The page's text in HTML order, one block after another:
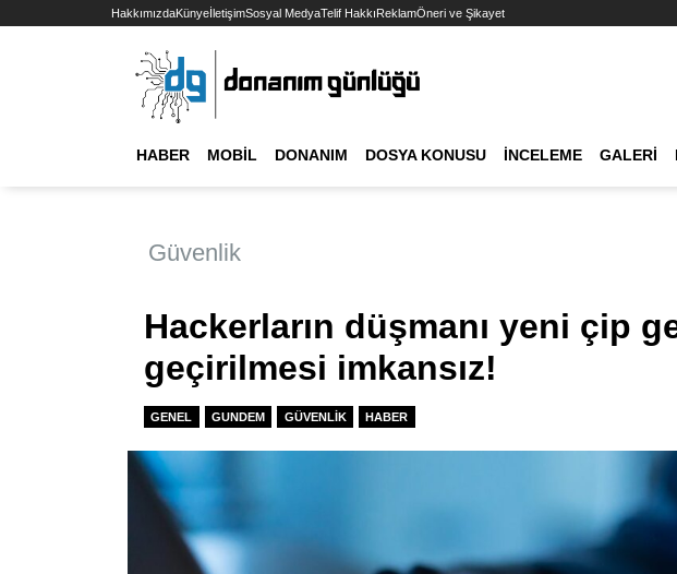
HakkımızdaKünyeİletişimSosyal MedyaTelif HakkıReklamÖneri ve Şikayet
HABER MOBIL DONANIM DOSYA KONUSU İNCELEME GALERI
Güvenlik
Hackerların düşmanı yeni çip
geçirilmesi imkansız!
GENEL GUNDEM GÜVENLIK HABER